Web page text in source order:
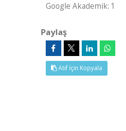
Google Akademik: 1
Paylaş
Atıf İçin Kopyala